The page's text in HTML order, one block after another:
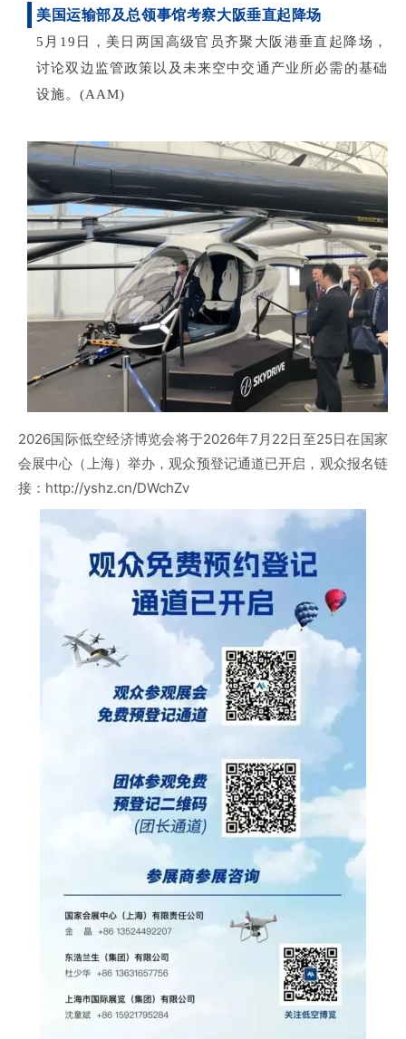
美国运输部及总领事馆考察大阪垂直起降场
5月19日，美日两国高级官员齐聚大阪港垂直起降场，
讨论双边监管政策以及未来空中交通产业所必需的基础
设施。 (AAM)
2026国际低空经济博览会将于2026年7月22日至25日在国家
会展中心（上海）举办，观众预登记通道已开启，观众报名链
接：http://yshz.cn/DWchZv